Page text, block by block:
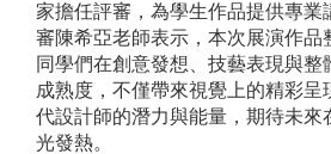
家擔任評審，為學生作品提供專業
審陳希亞老師表示，本次展演作品
同學們在創意發想、技藝表現與整
成熟度，不僅帶來視覺上的精彩呈
代設計師的潛力與能量，期待未來
光發熱。